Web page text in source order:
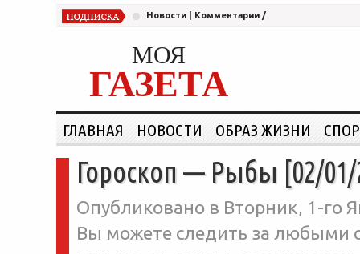
Новости Комментарии /
МОЯ
ГАЗЕТА
ГЛАВНАЯ НОВОСТИ ОБРАЗ ЖИЗНИ
Гороскоп — Рыбы [02/01/
Опубликовано в Вторник, 1-го
Вы можете следить за любыми